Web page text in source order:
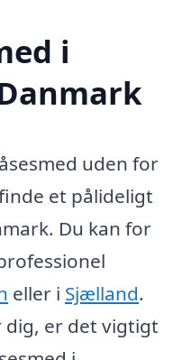
i
uden for
et pålideligt
Du kan for
eller i Sjælland.
dig, er det vigtigt